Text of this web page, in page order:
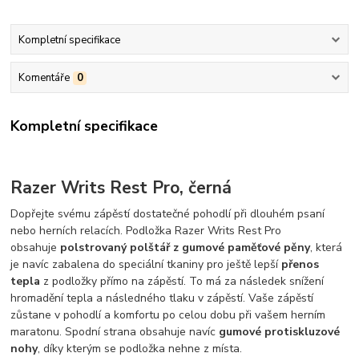
Kompletní specifikace
Komentáře 0
Kompletní specifikace
Razer Writs Rest Pro, černá
Dopřejte svému zápěstí dostatečné pohodlí při dlouhém psaní
nebo herních relacích. Podložka Razer Writs Rest Pro
obsahuje polstrovaný polštář z gumové paměťové pěny, která
je navíc zabalena do speciální tkaniny pro ještě lepší přenos
tepla z podložky přímo na zápěstí. To má za následek snížení
hromadění tepla a následného tlaku v zápěstí. Vaše zápěstí
zůstane v pohodlí a komfortu po celou dobu při vašem herním
maratonu. Spodní strana obsahuje navíc gumové protiskluzové
nohy, díky kterým se podložka nehne z místa.